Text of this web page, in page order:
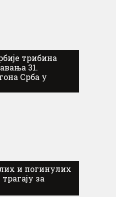
трибина
31.
Срба у
и погинулих
за